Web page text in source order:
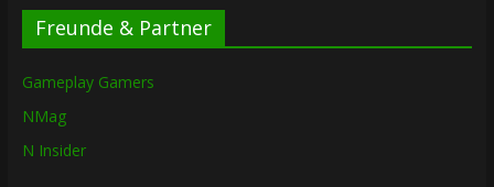
Freunde & Partner
Gameplay Gamers
NMag
N Insider